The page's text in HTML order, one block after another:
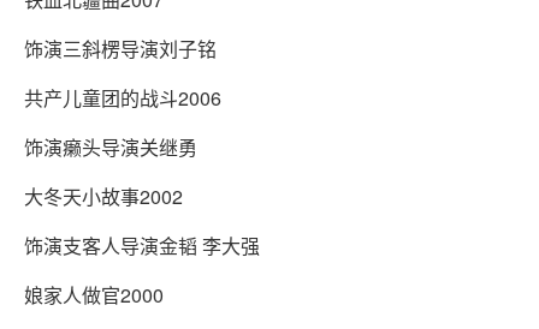
饰演三斜楞导演刘子铭
共产儿童团的战斗2006
饰演癞头导演关继勇
大冬天小故事2002
饰演支客人导演金韬 李大强
娘家人做官2000